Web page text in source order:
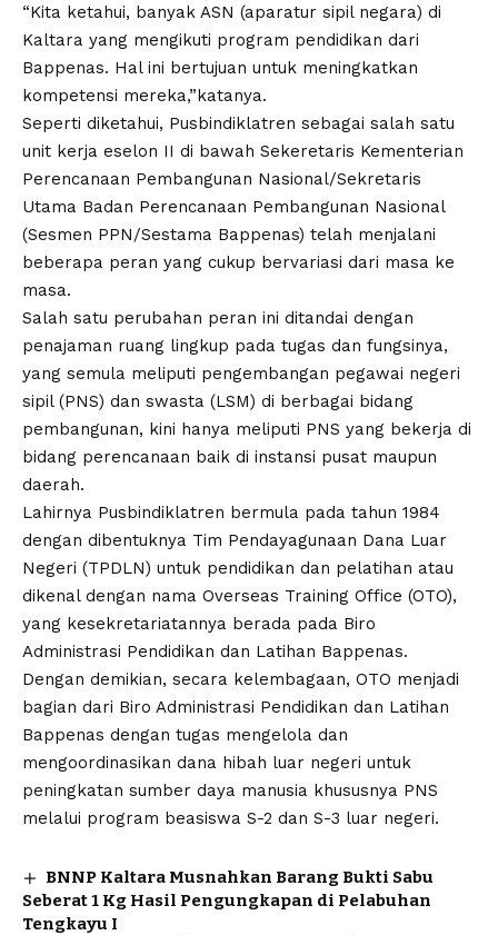
“Kita ketahui, banyak ASN (aparatur sipil negara) di
Kaltara yang mengikuti program pendidikan dari
Bappenas. Hal ini bertujuan untuk meningkatkan
kompetensi mereka,”katanya.
Seperti diketahui, Pusbindiklatren sebagai salah satu
unit kerja eselon II di bawah Sekeretaris Kementerian
Perencanaan Pembangunan Nasional/Sekretaris
Utama Badan Perencanaan Pembangunan Nasional
(Sesmen PPN/Sestama Bappenas) telah menjalani
beberapa peran yang cukup bervariasi dari masa ke
masa.
Salah satu perubahan peran ini ditandai dengan
penajaman ruang lingkup pada tugas dan fungsinya,
yang semula meliputi pengembangan pegawai negeri
sipil (PNS) dan swasta (LSM) di berbagai bidang
pembangunan, kini hanya meliputi PNS yang bekerja di
bidang perencanaan baik di instansi pusat maupun
daerah.
Lahirnya Pusbindiklatren bermula pada tahun 1984
dengan dibentuknya Tim Pendayagunaan Dana Luar
Negeri (TPDLN) untuk pendidikan dan pelatihan atau
dikenal dengan nama Overseas Training Office (OTO),
yang kesekretariatannya berada pada Biro
Administrasi Pendidikan dan Latihan Bappenas.
Dengan demikian, secara kelembagaan, OTO menjadi
bagian dari Biro Administrasi Pendidikan dan Latihan
Bappenas dengan tugas mengelola dan
mengoordinasikan dana hibah luar negeri untuk
peningkatan sumber daya manusia khususnya PNS
melalui program beasiswa S-2 dan S-3 luar negeri.
BNNP Kaltara Musnahkan Barang Bukti Sabu
Seberat 1 Kg Hasil Pengungkapan di Pelabuhan
Tengkayu I